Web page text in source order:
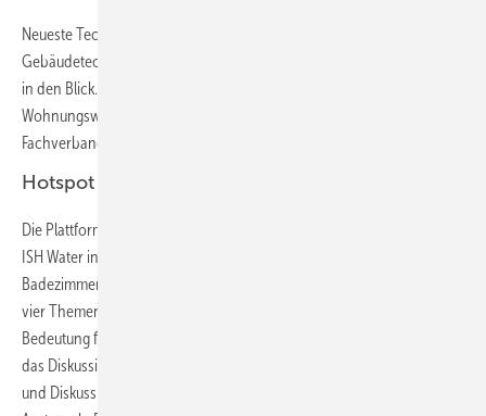
Neueste Technologien und Entwicklungen in der intelligenten
Gebäudetechnik nimmt das „Building Technology Forum“ in Halle 10.3
in den Blick. Den Treffpunkt für die Immobilienbranche und
Wohnungswirtschaft organisieren der BTGA und der VDMA-
Fachverband Automation + Management für Haus + Gebäude.
Hotspot Water
Die Plattform für Wissenstransfer und Inspiration ist im Bereich
ISH Water in Halle 3.1 verortet. Trendwissen für das lifestyleorientierte
Badezimmer und Produktneuheiten zeigt „Pop up my Bathroom“ mit
vier Themen, die über die nächsten Jahre von entscheidender
Bedeutung für die ganzheitliche Badplanung sind. Ergänzend sorgt
das Diskussionsforum „Pop up my Bathroom Atelier“ mit Workshops
und Diskussionsrunden für die Möglichkeit zum persönlichen